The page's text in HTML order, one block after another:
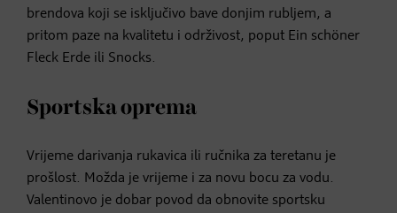
brendova koji se isključivo bave donjim rubljem, a
pritom paze na kvalitetu i održivost, poput Ein schöner
Fleck Erde ili Snocks.
Sportska oprema
Vrijeme darivanja rukavica ili ručnika za teretanu je
prošlost. Možda je vrijeme i za novu bocu za vodu.
Valentinovo je dobar povod da obnovite sportsku